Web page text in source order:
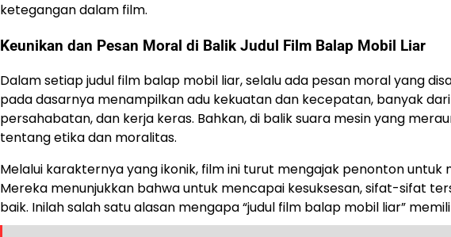
ketegangan dalam film.
Keunikan dan Pesan Moral di Balik Judul Film Balap Mobil Liar
Dalam setiap judul film balap mobil liar, selalu ada pesan moral yang
pada dasarnya menampilkan adu kekuatan dan kecepatan, banyak
persahabatan, dan kerja keras. Bahkan, di balik suara mesin yang
tentang etika dan moralitas.
Melalui karakternya yang ikonik, film ini turut mengajak penonton
Mereka menunjukkan bahwa untuk mencapai kesuksesan, sifat-sifat
baik. Inilah salah satu alasan mengapa “judul film balap mobil liar”